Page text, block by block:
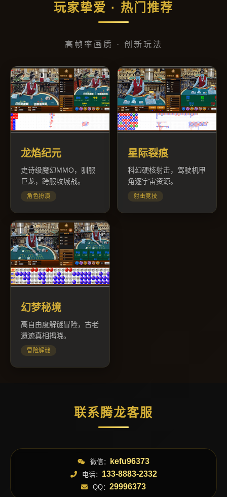
玩家挚爱 · 热门推荐
高帧率画质 · 创新玩法
龙焰纪元
史诗级魔幻MMO，驯服
巨龙，跨服攻城战。
角色扮演
星际裂痕
科幻硬核射击，驾驶机甲
角逐宇宙资源。
射击竞技
幻梦秘境
高自由度解谜冒险，古老
遗迹真相揭晓。
冒险解谜
联系腾龙客服
微信： kefu96373
电话： 133-8883-2332
QQ： 29996373